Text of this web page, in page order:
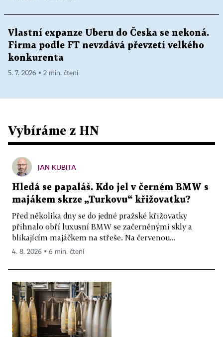
Vlastní expanze Uberu do Česka se nekoná.
Firma podle FT nevzdává převzetí velkého
konkurenta
5. 7. 2026 ▪ 2 min. čtení
Vybíráme z HN
JAN KUBITA
Hledá se papaláš. Kdo jel v černém BMW s
majákem skrze „Turkovu“ křižovatku?
Před několika dny se do jedné pražské křižovatky
přihnalo obří luxusní BMW se začerněnými skly a
blikajícím majáčkem na střeše. Na červenou...
4. 8. 2026 ▪ 6 min. čtení